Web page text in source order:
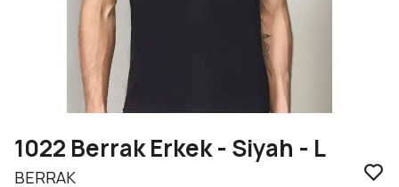
1022 Berrak Erkek - Siyah - L
BERRAK